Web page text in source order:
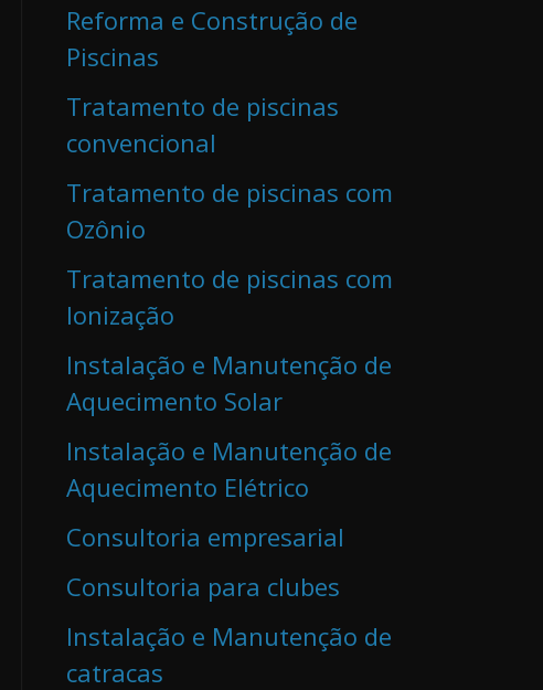
Reforma e Construção de
Piscinas
Tratamento de piscinas
convencional
Tratamento de piscinas com
Ozônio
Tratamento de piscinas com
Ionização
Instalação e Manutenção de
Aquecimento Solar
Instalação e Manutenção de
Aquecimento Elétrico
Consultoria empresarial
Consultoria para clubes
Instalação e Manutenção de
catracas